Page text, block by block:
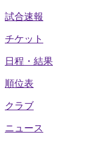
試合速報
チケット
日程・結果
順位表
クラブ
ニュース